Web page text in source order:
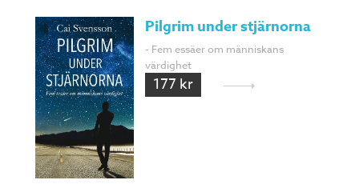
Pilgrim under stjärnorna
- Fem essäer om människans
värdighet
177 kr